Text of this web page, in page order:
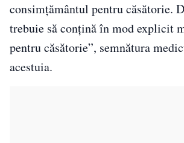
consimțământul pentru căsătorie.
trebuie să conțină în mod explicit
pentru căsătorie”, semnătura
acestuia.